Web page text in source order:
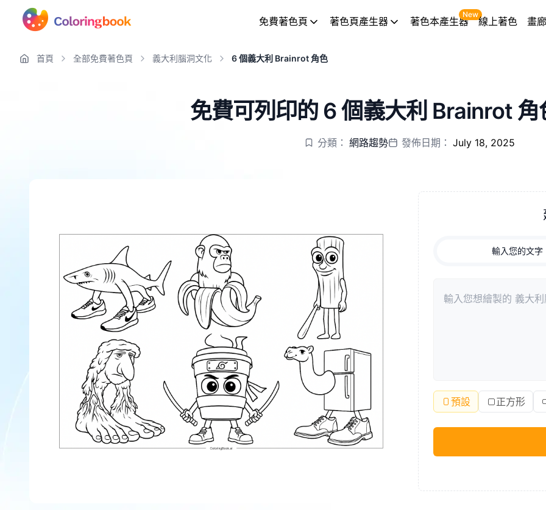
免費著色頁 著色頁產生器 著色本產生器
New
線上著色 畫廊
首頁 全部免費著色頁 義大利腦洞文化 6 個義大利 Brainrot 角色
免費可列印的 6 個義大利 Brainrot 角
分類： 網路趨勢 發佈日期： July 18, 2025
輸入您的文字
預設 正方形